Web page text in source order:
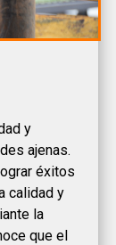
y
ajenas.
éxitos
calidad y
la
que el